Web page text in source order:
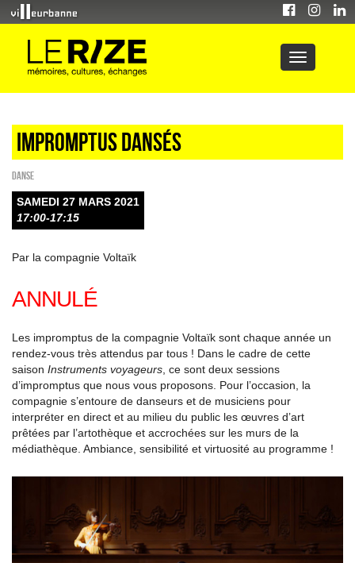
Impromptus dansés
Danse
SAMEDI 27 MARS 2021
17:00-17:15
Par la compagnie Voltaïk
ANNULÉ
Les impromptus de la compagnie Voltaïk sont chaque année un
rendez-vous très attendus par tous ! Dans le cadre de cette
saison Instruments voyageurs , ce sont deux sessions
d’impromptus que nous vous proposons. Pour l’occasion, la
compagnie s’entoure de danseurs et de musiciens pour
interpréter en direct et au milieu du public les œuvres d’art
prêtées par l’artothèque et accrochées sur les murs de la
médiathèque. Ambiance, sensibilité et virtuosité au programme !